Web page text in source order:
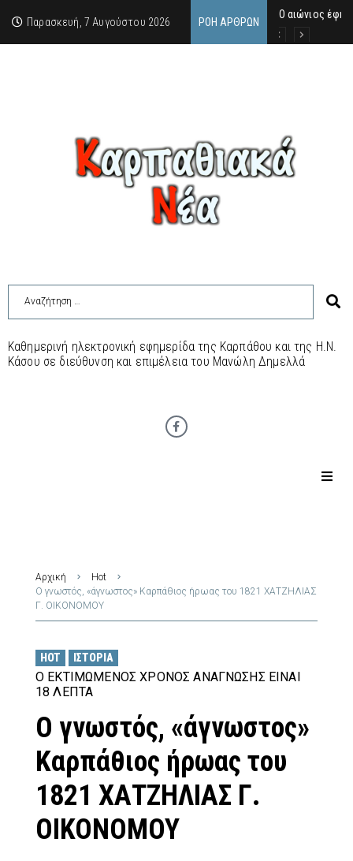
Παρασκευή, 7 Αυγούστου 2026 ΡΟΉ ΆΡΘΡΩΝ
Ο αιώνιος
Δικαστική
Άμεση
Καθημερινή ηλεκτρονική εφημερίδα της Καρπάθου και της Η.Ν.
Κάσου σε διεύθυνση και επιμέλεια του Μανώλη Δημελλά
Αρχική
Hot
Ο γνωστός, «άγνωστος» Καρπάθιος ήρωας του 1821 ΧΑΤΖΗΛΙΑΣ
Γ. ΟΙΚΟΝΟΜΟΥ
HOT ΙΣΤΟΡΊΑ
Ο ΕΚΤΙΜΏΜΕΝΟΣ ΧΡΌΝΟΣ ΑΝΆΓΝΩΣΗΣ ΕΊΝΑΙ
18 ΛΕΠΤΆ
Ο γνωστός, «άγνωστος»
Καρπάθιος ήρωας του
1821 ΧΑΤΖΗΛΙΑΣ Γ.
ΟΙΚΟΝΟΜΟΥ